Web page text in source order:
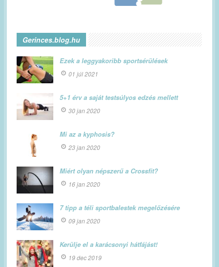
Gerinces.blog.hu
Ezek a leggyakoribb sportsérülések
01 júl 2021
5+1 érv a saját testsúlyos edzés mellett
30 jan 2020
Mi az a kyphosis?
23 jan 2020
Miért olyan népszerű a Crossfit?
16 jan 2020
7 tipp a téli sportbalestek megelőzésére
09 jan 2020
Kerülje el a karácsonyi hátfájást!
19 dec 2019